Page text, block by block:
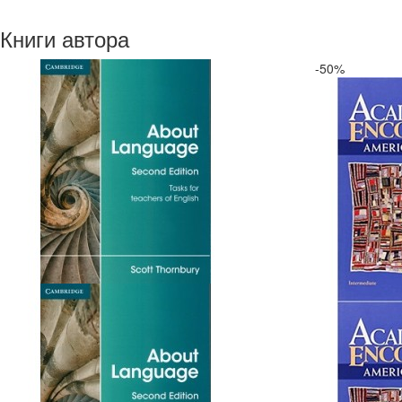
Книги автора
-50%